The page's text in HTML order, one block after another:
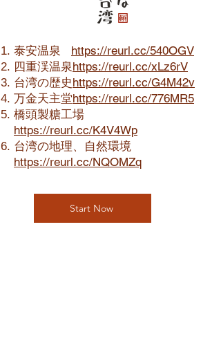
泰安温泉 https://reurl.cc/540OGV
四重渓温泉https://reurl.cc/xLz6rV
台湾の歴史https://reurl.cc/G4M42v
万金天主堂https://reurl.cc/776MR5
橋頭製糖工場
https://reurl.cc/K4V4Wp
台湾の地理、自然環境
https://reurl.cc/NQOMZq
Start Now